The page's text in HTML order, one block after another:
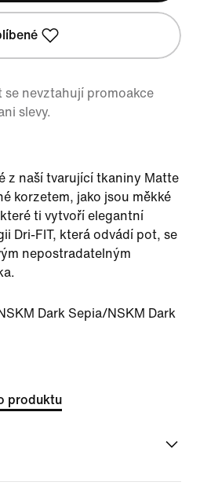
se nevztahují promoakce
slevy.
z naší tvarující tkaniny Matte
korzetem, jako jsou měkké
ti vytvoří elegantní
Dri-FIT, která odvádí pot, se
nepostradatelným
Dark Sepia/NSKM Dark
produktu